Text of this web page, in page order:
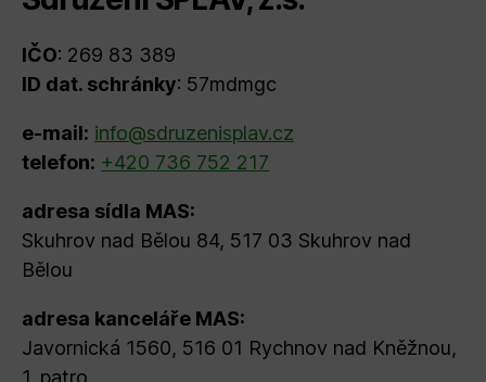
IČO: 269 83 389
ID dat. schránky: 57mdmgc
e-mail: info@sdruzenisplav.cz
telefon: +420 736 752 217
adresa sídla MAS:
Skuhrov nad Bělou 84, 517 03 Skuhrov nad
Bělou
adresa kanceláře MAS:
Javornická 1560, 516 01 Rychnov nad Kněžnou,
1. patro